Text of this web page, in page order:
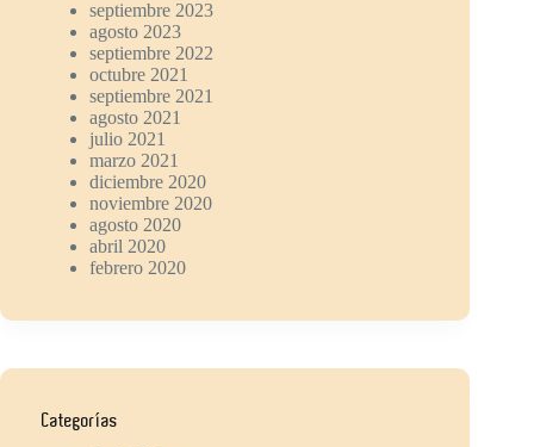
septiembre 2023
agosto 2023
septiembre 2022
octubre 2021
septiembre 2021
agosto 2021
julio 2021
marzo 2021
diciembre 2020
noviembre 2020
agosto 2020
abril 2020
febrero 2020
Categorías